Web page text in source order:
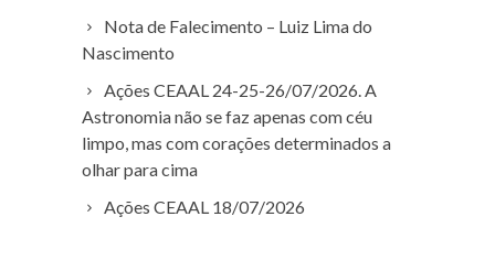
Nota de Falecimento – Luiz Lima do
Nascimento
Ações CEAAL 24-25-26/07/2026. A
Astronomia não se faz apenas com céu
limpo, mas com corações determinados a
olhar para cima
Ações CEAAL 18/07/2026